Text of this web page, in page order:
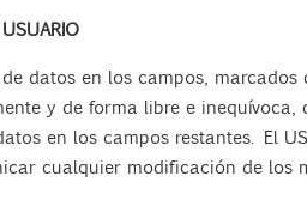
datos en los campos,
y de forma libre e inequívoca,
en los campos restantes. El
cualquier modificación de los